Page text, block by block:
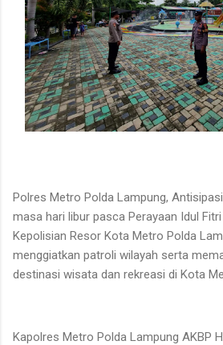
Polres Metro Polda Lampung,
masa hari libur pasca Perayaan Idul
Kepolisian Resor Kota Metro Polda
menggiatkan patroli wilayah serta
destinasi wisata dan rekreasi di Kota
Kapolres Metro Polda Lampung AKBP